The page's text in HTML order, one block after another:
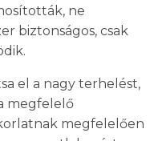
ne
biztonságos, csak
el a nagy terhelést,
megfelelő
megfelelően